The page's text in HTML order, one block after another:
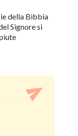
della Bibbia
Signore si